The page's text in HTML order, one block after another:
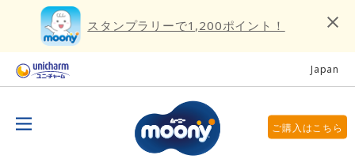
スタンプラリーで1,200ポイント！
Japan
ご購入はこちら